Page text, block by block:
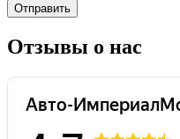
Отправить
Отзывы о нас